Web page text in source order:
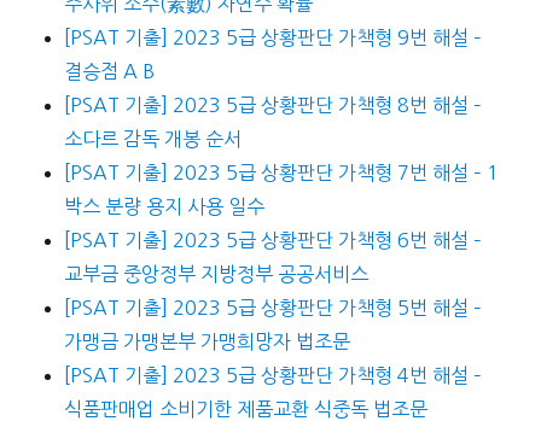
[PSAT 기출] 2023 5급 상황판단 가책형 9번 해설 –
결승점 A B
[PSAT 기출] 2023 5급 상황판단 가책형 8번 해설 –
소다르 감독 개봉 순서
[PSAT 기출] 2023 5급 상황판단 가책형 7번 해설 – 1
박스 분량 용지 사용 일수
[PSAT 기출] 2023 5급 상황판단 가책형 6번 해설 –
교부금 중앙정부 지방정부 공공서비스
[PSAT 기출] 2023 5급 상황판단 가책형 5번 해설 –
가맹금 가맹본부 가맹희망자 법조문
[PSAT 기출] 2023 5급 상황판단 가책형 4번 해설 –
식품판매업 소비기한 제품교환 식중독 법조문